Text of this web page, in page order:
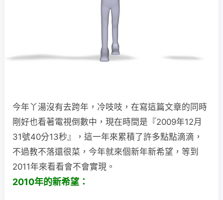
今年丫湯沒有去跨年，冷吱吱，在寫這篇文章的同時
剛好也看著電視倒數中，現在時間是『2009年12月
31號40分13秒』，這一年來累積了許多點點滴滴，
不過教不落還很菜，今年就來個新年新希望，等到
2011年來看看會不會實現。
2010年的新希望：